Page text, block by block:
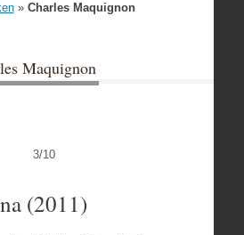
» Charles Maquignon
Maquignon
3/10
(2011)